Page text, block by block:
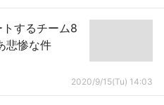
トするチーム8
悲惨な件
2020/9/15(Tu) 14:03